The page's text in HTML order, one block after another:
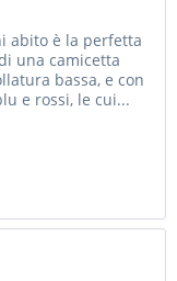
abito è la perfetta
una camicetta
bassa, e con
e rossi, le cui...